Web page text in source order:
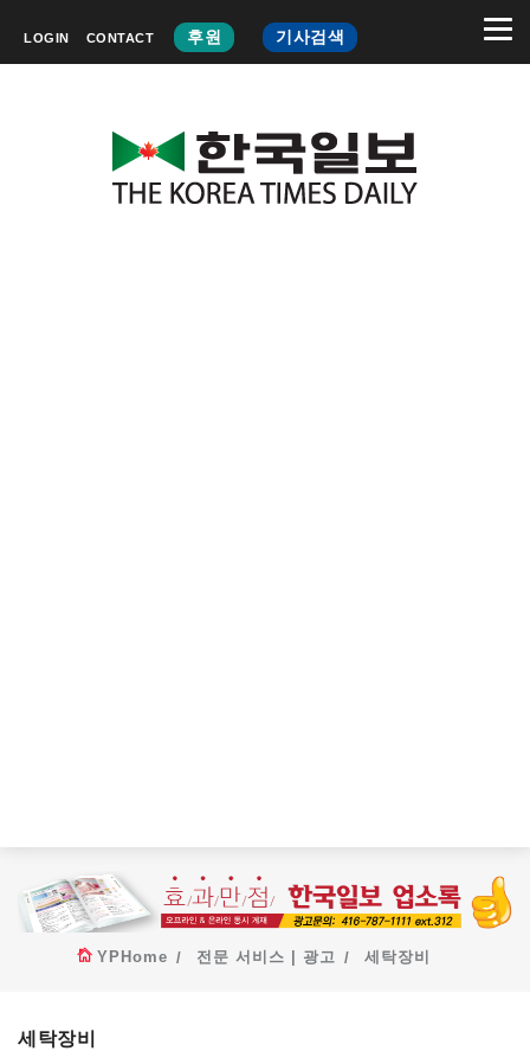
LOGIN CONTACT 후원 기사검색
YPHome 전문 서비스 | 광고 세탁장비
세탁장비